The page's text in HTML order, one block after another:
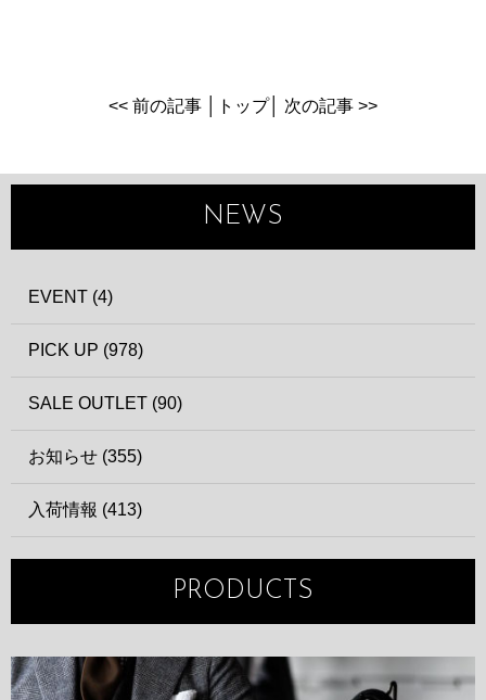
<< 前の記事 トップ│ 次の記事 >>
NEWS
EVENT (4)
PICK UP (978)
SALE OUTLET (90)
お知らせ (355)
入荷情報 (413)
PRODUCTS